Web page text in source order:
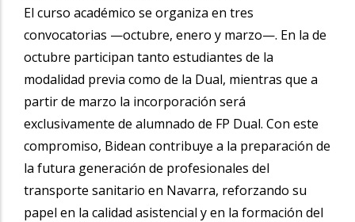
El curso académico se organiza en tres
convocatorias —octubre, enero y marzo—. En la de
octubre participan tanto estudiantes de la
modalidad previa como de la Dual, mientras que a
partir de marzo la incorporación será
exclusivamente de alumnado de FP Dual. Con este
compromiso, Bidean contribuye a la preparación de
la futura generación de profesionales del
transporte sanitario en Navarra, reforzando su
papel en la calidad asistencial y en la formación del